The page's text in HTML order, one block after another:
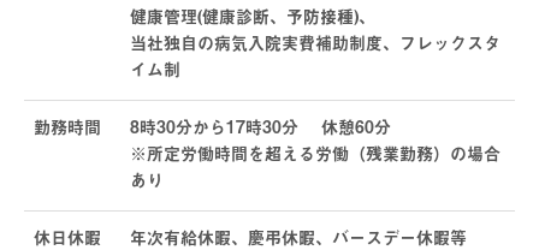
健康管理(健康診断、予防接種)、
当社独自の病気入院実費補助制度、フレックスタ
イム制
勤務時間
8時30分から17時30分 休憩60分
※所定労働時間を超える労働（残業勤務）の場合
あり
休日休暇
年次有給休暇、慶弔休暇、バースデー休暇等